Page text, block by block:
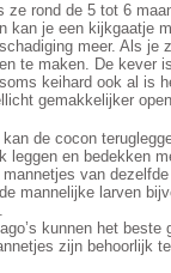
ze rond de 5 tot 6
kan je een kijkgaatje
meer. Als je
te maken. De kever
keihard ook al is
gemakkelijker
de cocon
leggen en bedekken
mannetjes van
mannelijke larven
kunnen het
zijn behoorlijk